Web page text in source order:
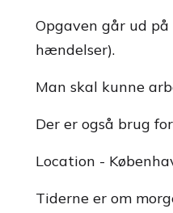
Opgaven går ud
hændelser).
Man skal kunne
Der er også brug
Location -
Tiderne er om